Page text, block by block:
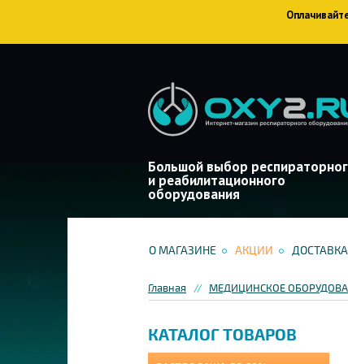
Большой выбор
и реабилитационного
оборудования
О МАГАЗИНЕ АКЦИИ ДОСТАВКА
Главная МЕДИЦИНСКОЕ
КАТАЛОГ ТОВАРОВ